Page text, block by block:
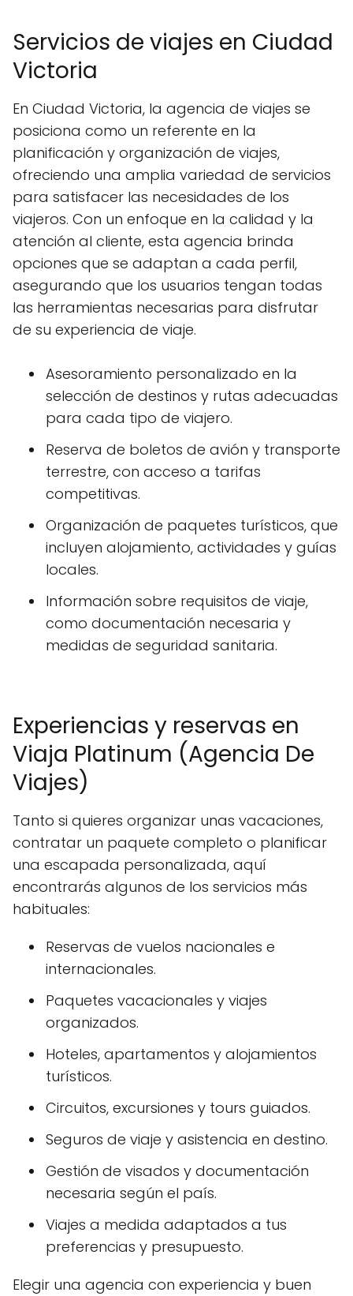
Servicios de viajes en Ciudad
Victoria
En Ciudad Victoria, la agencia de viajes se
posiciona como un referente en la
planificación y organización de viajes,
ofreciendo una amplia variedad de servicios
para satisfacer las necesidades de los
viajeros. Con un enfoque en la calidad y la
atención al cliente, esta agencia brinda
opciones que se adaptan a cada perfil,
asegurando que los usuarios tengan todas
las herramientas necesarias para disfrutar
de su experiencia de viaje.
Asesoramiento personalizado en la
selección de destinos y rutas adecuadas
para cada tipo de viajero.
Reserva de boletos de avión y transporte
terrestre, con acceso a tarifas
competitivas.
Organización de paquetes turísticos, que
incluyen alojamiento, actividades y guías
locales.
Información sobre requisitos de viaje,
como documentación necesaria y
medidas de seguridad sanitaria.
Experiencias y reservas en
Viaja Platinum (Agencia De
Viajes)
Tanto si quieres organizar unas vacaciones,
contratar un paquete completo o planificar
una escapada personalizada, aquí
encontrarás algunos de los servicios más
habituales:
Reservas de vuelos nacionales e
internacionales.
Paquetes vacacionales y viajes
organizados.
Hoteles, apartamentos y alojamientos
turísticos.
Circuitos, excursiones y tours guiados.
Seguros de viaje y asistencia en destino.
Gestión de visados y documentación
necesaria según el país.
Viajes a medida adaptados a tus
preferencias y presupuesto.
Elegir una agencia con experiencia y buen